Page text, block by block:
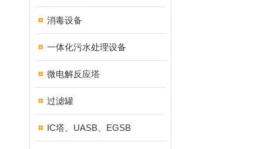
消毒设备
一体化污水处理设备
微电解反应塔
过滤罐
IC塔、UASB、EGSB